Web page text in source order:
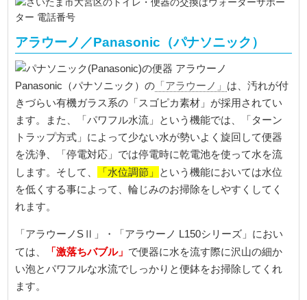
アラウーノ／Panasonic（パナソニック）
Panasonic（パナソニック）の 「アラウーノ」 は、汚れが付
きづらい有機ガラス系の「スゴピカ素材」が採用されてい
ます。また、「パワフル水流」という機能では、「ターン
トラップ方式」によって少ない水が勢いよく旋回して便器
を洗浄、「停電対応」では停電時に乾電池を使って水を流
します。そして、
「水位調節」
という機能においては水位
を低くする事によって、輪じみのお掃除をしやすくしてく
れます。
「アラウーノSⅡ」・「アラウーノ L150シリーズ」におい
ては、
「激落ちバブル」 で便器に水を流す際に沢山の細か
い泡とパワフルな水流でしっかりと便鉢をお掃除してくれ
ます。